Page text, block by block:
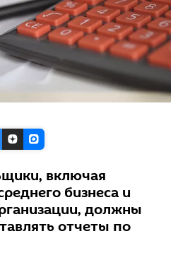
включая
бизнеса и
должны
отчеты по